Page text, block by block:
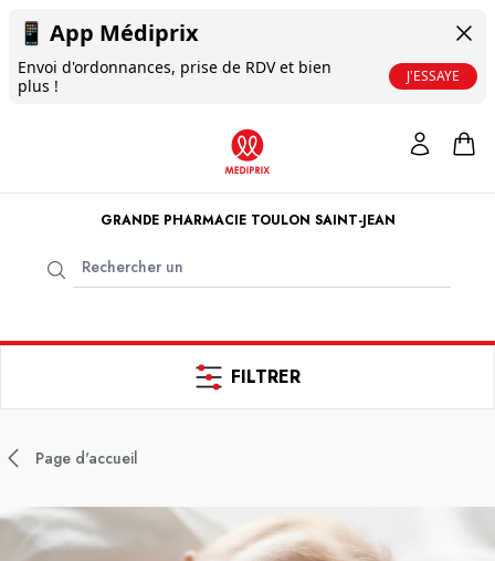
📱 App Médiprix
Envoi d'ordonnances, prise de RDV et bien
plus !
J'ESSAYE
GRANDE PHARMACIE TOULON SAINT-JEAN
FILTRER
Page d'accueil